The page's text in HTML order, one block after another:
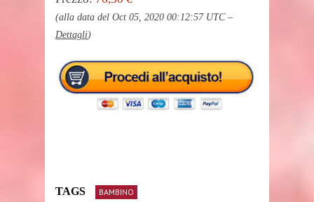
(alla data del Oct 05, 2020 00:12:57 UTC –
Dettagli)
TAGS BAMBINO